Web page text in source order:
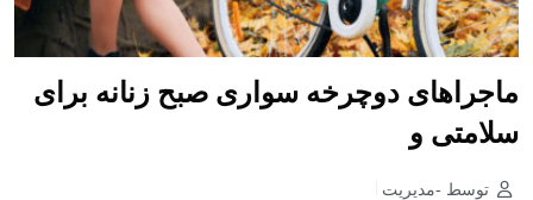
ماجراهای دوچرخه سواری صبح زنانه برای
سلامتی و
توسط -مدیریت